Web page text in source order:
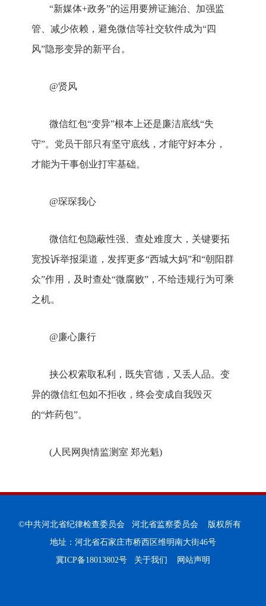
“新媒体+政务”的运用要辨证施治、加强监
管、减少依赖，避免微信等社交软件成为“四
风”隐形变异的新平台。
@贤风
微信红包“变异”根本上还是廉洁底线“失
守”。党员干部只有坚守底线，才能守好本分，
才能为干事创业打牢基础。
@琛琛我心
微信红包隐蔽性强、查处难度大，关键要拓
宽投诉举报渠道，发挥更多“西城大妈”和“朝阳群
众”作用，及时查处“微腐败”，不给违规行为可乘
之机。
@廉心廉行
挟公权索取私利，既失官德，又丢人品。变
异的微信红包如不拒收，终会变成自我毁灭
的“炸药包”。
(人民网舆情监测室 郑光魁)
©中共河北省纪律检查委员会 河北省监察委员会 版权所有
地址：河北省石家庄市桥西区维明南大街46号
冀ICP备18013802号
关于我们 网站声明